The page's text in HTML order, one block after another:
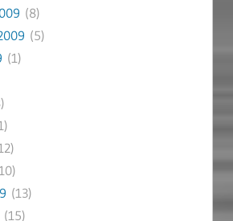
(8)
(5)
(1)
(13)
(15)